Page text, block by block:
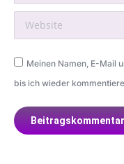
Website
Meinen Namen, E-Mail
bis ich wieder